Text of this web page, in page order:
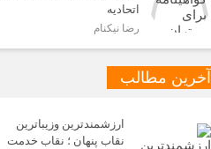
اتحادیه
رضا نیکنام
آخرین مطالب
ارزشمندترین وزیباترین
نقاب پنهان ؛ نقاب خدمت